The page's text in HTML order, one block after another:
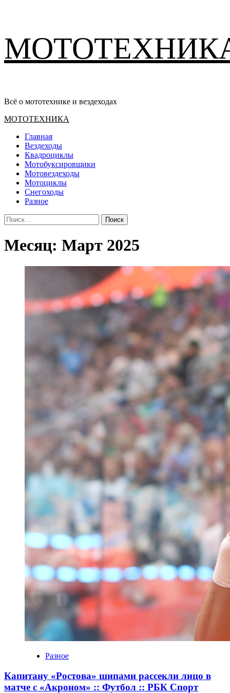
содержимому
Всё о мототехнике и вездеходах
Основное
МОТОТЕХНИКА
Главная
Вездеходы
Квадроциклы
Мотобуксировщики
Мотовездеходы
Мотоциклы
Снегоходы
Разное
Найти:
Месяц: Март 2025
Разное
Капитану «Ростова» шипами рассекли лицо в
матче с «Акроном» :: Футбол :: РБК Спорт